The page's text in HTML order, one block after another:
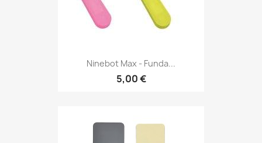
Ninebot Max - Funda...
5,00 €